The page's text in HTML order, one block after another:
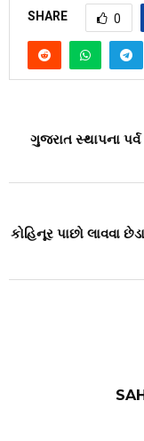
SHARE 0
ગુજરાત સ્થાપના
કોહિનૂર પાછો લાવવા